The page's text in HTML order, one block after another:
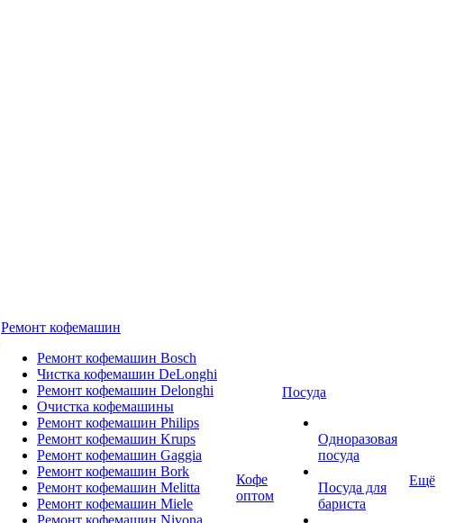
Ремонт кофемашин
Ремонт кофемашин Bosch
Чистка кофемашин DeLonghi
Ремонт кофемашин Delonghi
Очистка кофемашины
Ремонт кофемашин Philips
Ремонт кофемашин Krups
Ремонт кофемашин Gaggia
Ремонт кофемашин Bork
Ремонт кофемашин Melitta
Ремонт кофемашин Miele
Ремонт кофемашин Nivona
Кофе
оптом
Посуда
Одноразовая
посуда
Посуда для
бариста
Ещё